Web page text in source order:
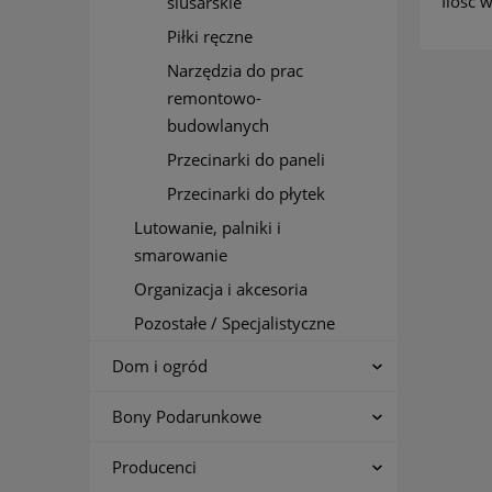
Piłki ręczne
Narzędzia do prac
remontowo-
budowlanych
Przecinarki do paneli
Przecinarki do płytek
Lutowanie, palniki i
smarowanie
Organizacja i akcesoria
Pozostałe / Specjalistyczne
Dom i ogród
Bony Podarunkowe
Producenci